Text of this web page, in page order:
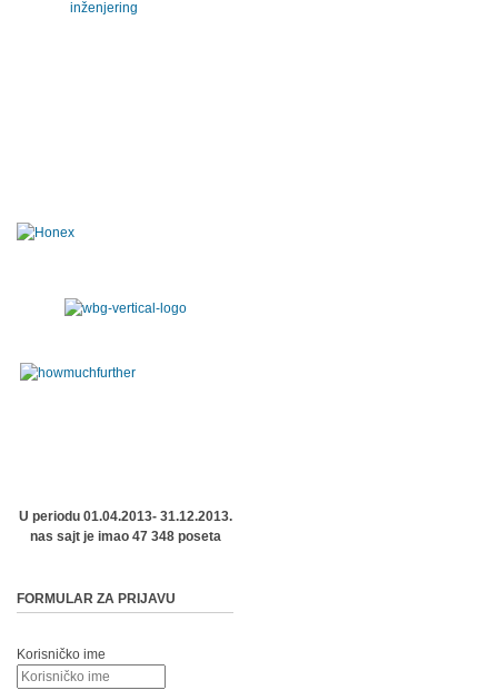
U periodu 01.04.2013- 31.12.2013.
nas sajt je imao 47 348 poseta
FORMULAR ZA PRIJAVU
Korisničko ime